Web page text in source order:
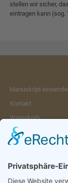
stellen wir sicher,
eintragen kann (sog.
Manuskript
Kontakt
Warenkorb
Konto
Merkzettel